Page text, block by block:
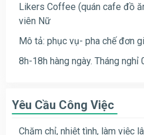
Likers Coffee (quán cafe đồ
viên Nữ
Mô tả: phục vụ- pha chế đơn
8h-18h hàng ngày. Tháng nghỉ
Yêu Cầu Công Việc
Chăm chỉ, nhiệt tình, làm việc